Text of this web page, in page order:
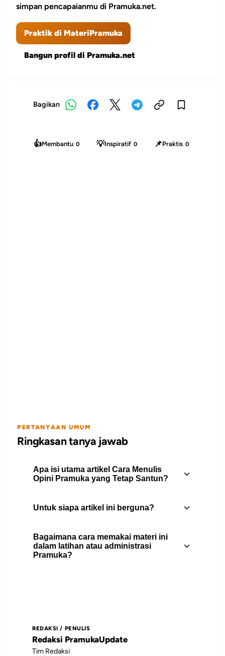
simpan pencapaianmu di Pramuka.net.
Praktik di MateriPramuka
Bangun profil di Pramuka.net
Bagikan
👍Membantu 0 💡Inspiratif 0 📌Praktis 0
PERTANYAAN UMUM
Ringkasan tanya jawab
Apa isi utama artikel Cara Menulis
Opini Pramuka yang Tetap Santun?
masalah, menyusun argumen, menjaga
etika kritik, hingga memberi solusi.
Untuk siapa artikel ini berguna?
Artikel ini berguna untuk pembina
Pramuka, peserta didik, pengurus gugus
Bagaimana cara memakai materi ini
dalam latihan atau administrasi
Pramuka?
catatan pembinaan, atau rujukan saat
menyiapkan kegiatan.
REDAKSI / PENULIS
Redaksi PramukaUpdate
Tim Redaksi